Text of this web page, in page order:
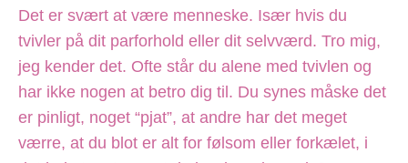
Det er svært at være menneske. Især hvis du
tvivler på dit parforhold eller dit selvværd. Tro mig,
jeg kender det. Ofte står du alene med tvivlen og
har ikke nogen at betro dig til. Du synes måske det
er pinligt, noget “pjat”, at andre har det meget
værre, at du blot er alt for følsom eller forkælet, i